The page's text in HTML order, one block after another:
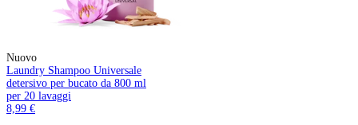
Nuovo
Laundry Shampoo Universale
detersivo per bucato da 800 ml
per 20 lavaggi
8,99 €